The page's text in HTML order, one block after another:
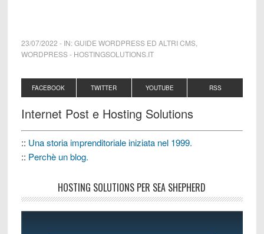
23/07/2022 - IN:GUIDE WORDPRESS ED ALTRI CMS,
WORDPRESS- HOSTINGSOLUTIONS.IT
FACEBOOK TWITTER YOUTUBE RSS
Internet Post e Hosting Solutions
:: Una storia imprenditoriale iniziata nel 1999.
:: Perchè un blog.
HOSTING SOLUTIONS PER SEA SHEPHERD